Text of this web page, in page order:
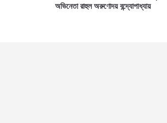
অভিনেতা রাহুল অরুণোদয় বন্দ্যোপাধ্যায়